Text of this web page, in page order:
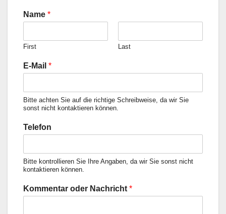
Name *
First Last
E-Mail *
Bitte achten Sie auf die richtige Schreibweise, da wir Sie
sonst nicht kontaktieren können.
Telefon
Bitte kontrollieren Sie Ihre Angaben, da wir Sie sonst nicht
kontaktieren können.
Kommentar oder Nachricht*